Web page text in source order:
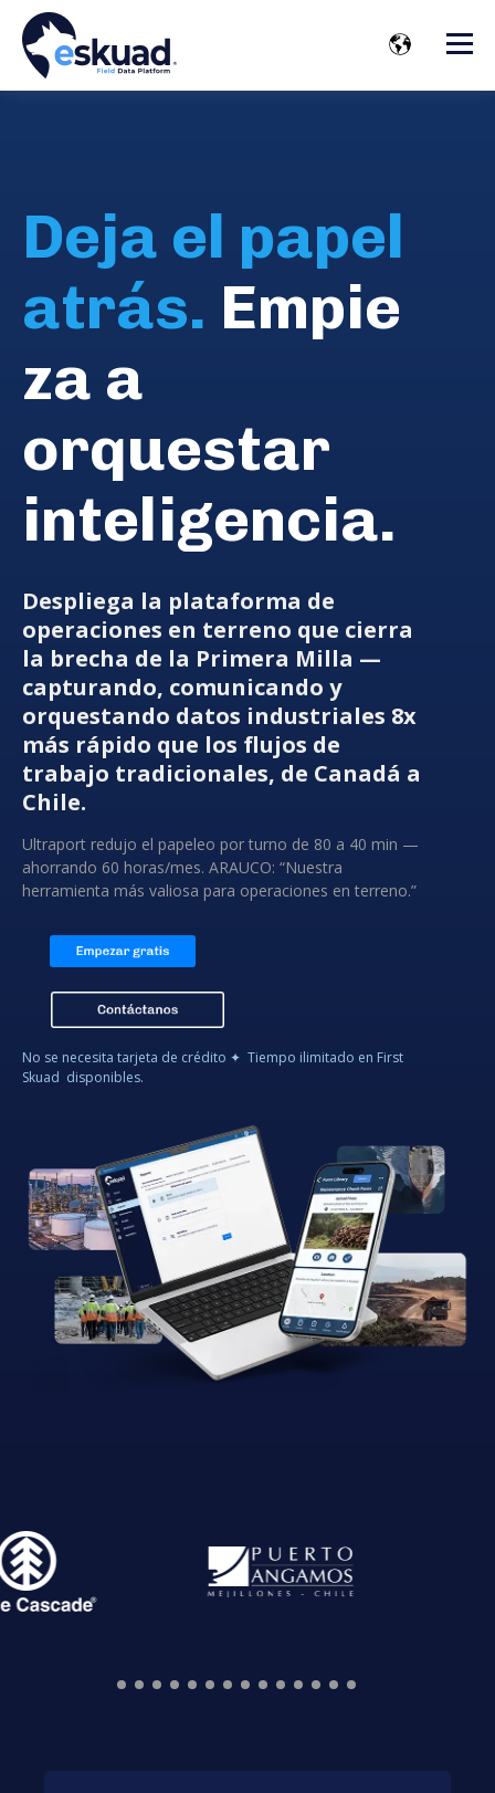
Deja el papel
atrás. Empie
za a
orquestar
inteligencia.
Despliega la plataforma de
operaciones en terreno que cierra
la brecha de la Primera Milla —
capturando, comunicando y
orquestando datos industriales 8x
más rápido que los flujos de
trabajo tradicionales, de Canadá a
Chile.
Ultraport redujo el papeleo por turno de 80 a 40 min —
ahorrando 60 horas/mes. ARAUCO: “Nuestra
herramienta más valiosa para operaciones en terreno.”
No se necesita tarjeta de crédito ✦ Tiempo ilimitado en First
Skuad disponibles.